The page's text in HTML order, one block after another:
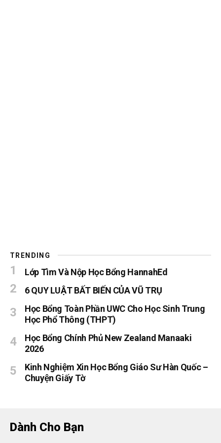
TRENDING
Lớp Tìm Và Nộp Học Bổng HannahEd
6 QUY LUẬT BẤT BIẾN CỦA VŨ TRỤ
Học Bổng Toàn Phần UWC Cho Học Sinh Trung
Học Phổ Thông (THPT)
Học Bổng Chính Phủ New Zealand Manaaki
2026
Kinh Nghiệm Xin Học Bổng Giáo Sư Hàn Quốc –
Chuyện Giấy Tờ
Dành Cho Bạn